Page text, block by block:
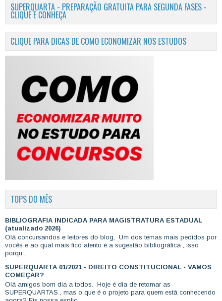
SUPERQUARTA - PREPARAÇÃO GRATUITA PARA SEGUNDA FASES -
CLIQUE E CONHEÇA
CLIQUE PARA DICAS DE COMO ECONOMIZAR NOS ESTUDOS
TOPS DO MÊS
BIBLIOGRAFIA INDICADA PARA MAGISTRATURA ESTADUAL
(atualizado 2026)
Olá concursandos e leitores do blog, Um dos temas mais pedidos por
vocês e ao qual mais fico atento é a sugestão bibliográfica , isso
porqu...
SUPERQUARTA 01/2021 - DIREITO CONSTITUCIONAL - VAMOS
COMEÇAR?
Olá amigos bom dia a todos. Hoje é dia de retomar as
SUPERQUARTAS , mas o que é o projeto para quem está conhecendo